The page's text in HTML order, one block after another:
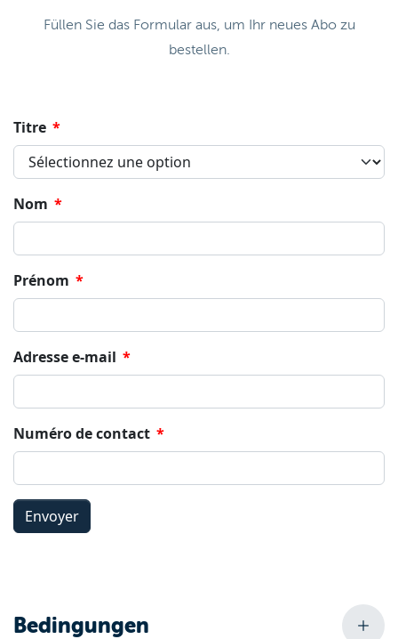
Füllen Sie das Formular aus, um Ihr neues Abo zu
bestellen.
Bedingungen